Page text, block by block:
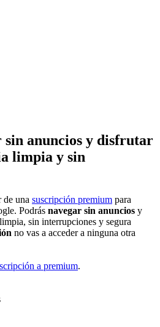
sin anuncios y disfrutar
limpia y sin
de una suscripción premium para
Podrás navegar sin anuncios y
sin interrupciones y segura
no vas a acceder a ninguna otra
a premium.